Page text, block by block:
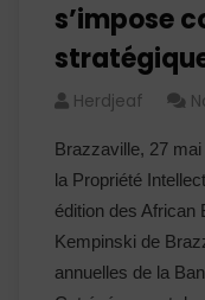
s’impose
Herdjeaf
Brazzaville, 27 mai
la Propriété
édition des African
Kempinski de
annuelles de la